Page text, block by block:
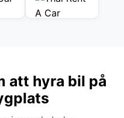
att hyra bil på